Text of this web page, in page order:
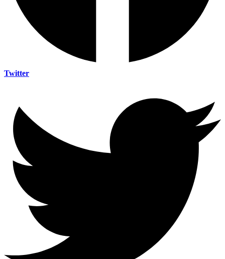
Twitter